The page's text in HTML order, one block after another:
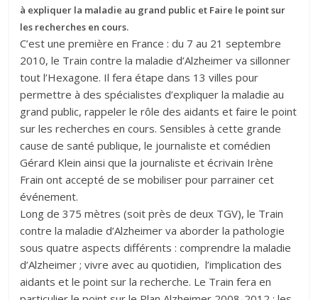
à expliquer la maladie au grand public et Faire le point sur
les recherches en cours.
C’est une première en France : du 7 au 21 septembre
2010, le Train contre la maladie d’Alzheimer va sillonner
tout l’Hexagone. Il fera étape dans 13 villes pour
permettre à des spécialistes d’expliquer la maladie au
grand public, rappeler le rôle des aidants et faire le point
sur les recherches en cours. Sensibles à cette grande
cause de santé publique, le journaliste et comédien
Gérard Klein ainsi que la journaliste et écrivain Irène
Frain ont accepté de se mobiliser pour parrainer cet
événement.
Long de 375 mètres (soit près de deux TGV), le Train
contre la maladie d’Alzheimer va aborder la pathologie
sous quatre aspects différents : comprendre la maladie
d’Alzheimer ; vivre avec au quotidien, l’implication des
aidants et le point sur la recherche. Le Train fera en